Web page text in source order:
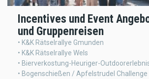
Incentives und Event
und Gruppenreisen
• K&K Rätselrallye Gmunden
• K&K Rätselrallye Wels
• Bierverkostung-Heuriger-
• Bogenschießen / Apfelstrudel Challenge